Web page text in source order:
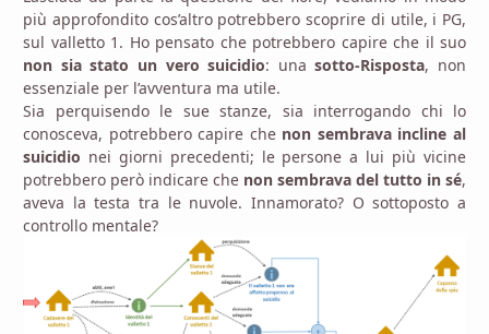
più approfondito cos’altro potrebbero scoprire di utile, i PG,
sul valletto 1. Ho pensato che potrebbero capire che il suo
non sia stato un vero suicidio: unasotto-Risposta, non
essenziale per l’avventura ma utile.
Sia perquisendo le sue stanze, sia interrogando chi lo
conosceva, potrebbero capire che non sembrava incline al
suicidio nei giorni precedenti; le persone a lui più vicine
potrebbero però indicare che non sembrava del tutto in sé,
aveva la testa tra le nuvole. Innamorato? O sottoposto a
controllo mentale?